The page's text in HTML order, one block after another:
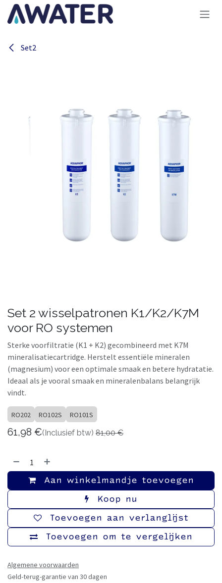
Overslaan naar inhoud
Set2
Set 2 wisselpatronen K1/K2/K7M
voor RO systemen
Sterke voorfiltratie (K1 + K2) gecombineerd met K7M
mineralisatiecartridge. Herstelt essentiële mineralen
(magnesium) voor een optimale smaak en betere hydratatie.
Ideaal als je vooral smaak en mineralenbalans belangrijk
vindt.
RO202 RO102S RO101S
61,98 €(Inclusief btw) 81,00€
Aan winkelmandje toevoegen
Koop nu
Toevoegen om te vergelijken
Toevoegen aan verlanglijst
Algemene voorwaarden
Geld-terug-garantie van 30 dagen